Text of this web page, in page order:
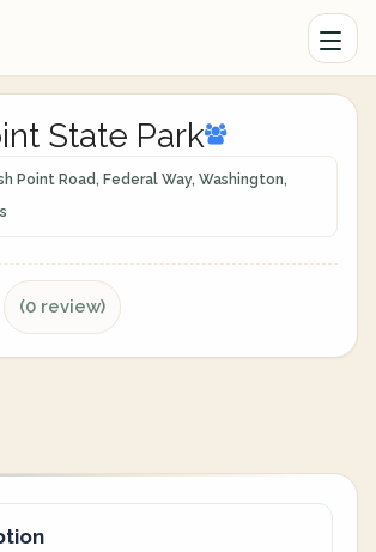
State Park
Point Road, Federal Way, Washington,
(0 review)